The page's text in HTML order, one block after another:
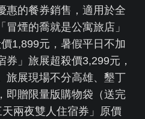
惠的餐券銷售，適用於全
煙的喬就是公寓旅店」
1,899元，暑假平日不加
」旅展超殺價3,299元，
旅展現場不分高雄、墾丁
即贈限量版購物袋（送完
兩夜雙人住宿券」原價